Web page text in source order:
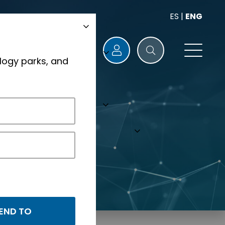
ES | ENG
parks, and